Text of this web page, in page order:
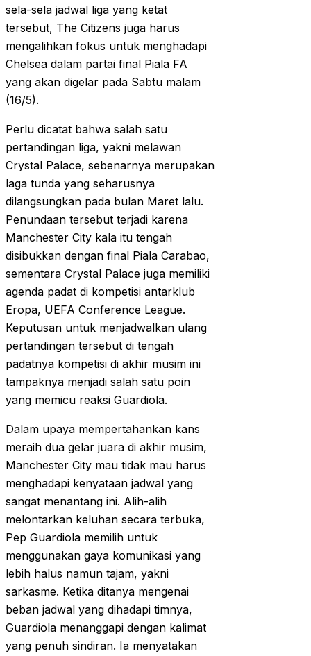
sela-sela jadwal liga yang ketat
tersebut, The Citizens juga harus
mengalihkan fokus untuk menghadapi
Chelsea dalam partai final Piala FA
yang akan digelar pada Sabtu malam
(16/5).
Perlu dicatat bahwa salah satu
pertandingan liga, yakni melawan
Crystal Palace, sebenarnya merupakan
laga tunda yang seharusnya
dilangsungkan pada bulan Maret lalu.
Penundaan tersebut terjadi karena
Manchester City kala itu tengah
disibukkan dengan final Piala Carabao,
sementara Crystal Palace juga memiliki
agenda padat di kompetisi antarklub
Eropa, UEFA Conference League.
Keputusan untuk menjadwalkan ulang
pertandingan tersebut di tengah
padatnya kompetisi di akhir musim ini
tampaknya menjadi salah satu poin
yang memicu reaksi Guardiola.
Dalam upaya mempertahankan kans
meraih dua gelar juara di akhir musim,
Manchester City mau tidak mau harus
menghadapi kenyataan jadwal yang
sangat menantang ini. Alih-alih
melontarkan keluhan secara terbuka,
Pep Guardiola memilih untuk
menggunakan gaya komunikasi yang
lebih halus namun tajam, yakni
sarkasme. Ketika ditanya mengenai
beban jadwal yang dihadapi timnya,
Guardiola menanggapi dengan kalimat
yang penuh sindiran. Ia menyatakan